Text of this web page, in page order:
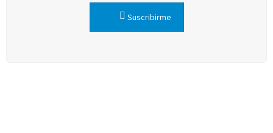
Suscribirme